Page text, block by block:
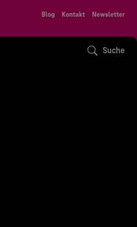
Blog Kontakt Newsletter
Suche